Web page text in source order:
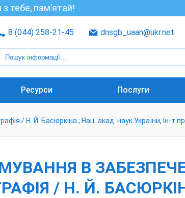
тебе, пам’ятай!
8 (044) 258-21-45 dnsgb_uaan@ukr.net
Ресурси Послуги
/ Н. Й. Басюркіна ; Нац. акад. наук України, Ін-т
В
/ Н. Й.